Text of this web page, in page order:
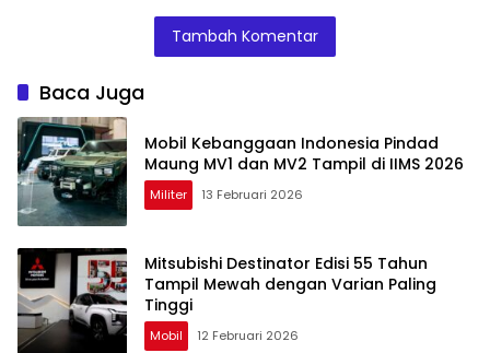
atau Masalah?
Tambah Komentar
Baca Juga
Mobil Kebanggaan Indonesia Pindad
Maung MV1 dan MV2 Tampil di IIMS 2026
Militer 13 Februari 2026
Mitsubishi Destinator Edisi 55 Tahun
Tampil Mewah dengan Varian Paling
Tinggi
Mobil 12 Februari 2026